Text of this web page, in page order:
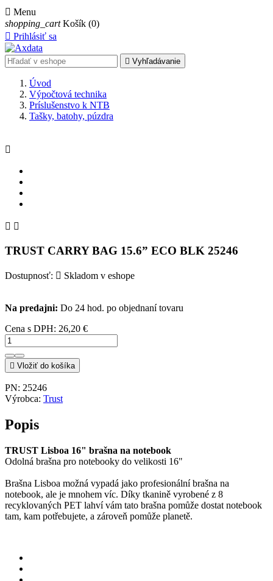
 Menu
shopping_cart Košík (0)
 Prihlásiť sa
 Vyhľadávanie
Úvod
Výpočtová technika
Príslušenstvo k NTB
Tašky, batohy, púzdra

 
TRUST CARRY BAG 15.6” ECO BLK 25246
Dostupnosť:  Skladom v eshope
Na predajni: Do 24 hod. po objednaní tovaru
Cena s DPH: 26,20 €
 Vložiť do košíka
PN: 25246
Výrobca: Trust
Popis
TRUST Lisboa 16" brašna na notebook
Odolná brašna pro notebooky do velikosti 16"
Brašna Lisboa možná vypadá jako profesionální brašna na
notebook, ale je mnohem víc. Díky tkanině vyrobené z 8
recyklovaných PET lahví vám tato brašna pomůže dostat notebook
tam, kam potřebujete, a zároveň pomůže planetě.